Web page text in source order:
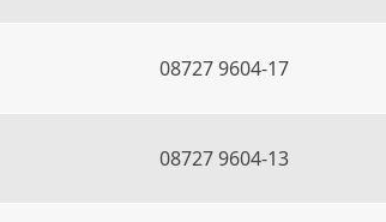
08727 9604-17
08727 9604-13